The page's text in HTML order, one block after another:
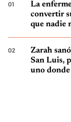
La
convertir
que nadie
Zarah
San Luis,
uno donde